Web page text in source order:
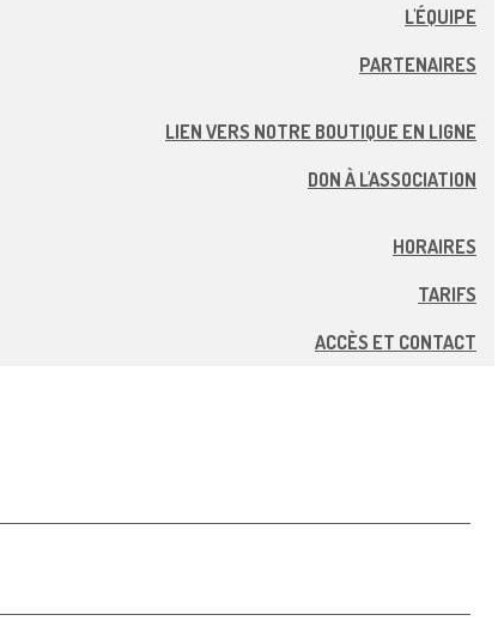
L'ÉQUIPE
PARTENAIRES
LIEN VERS NOTRE BOUTIQUE EN LIGNE
DON À L'ASSOCIATION
HORAIRES
TARIFS
ACCÈS ET CONTACT